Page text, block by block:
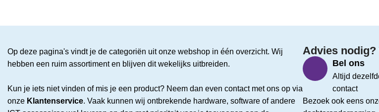
Op deze pagina's vindt je de categoriën uit onze webshop in één overzicht. Wij
hebben een ruim assortiment en blijven dit wekelijks uitbreiden.
Kun je iets niet vinden of mis je een product? Neem dan even contact met ons op via
onze Klantenservice. Vaak kunnen wij ontbrekende hardware, software of andere
Advies nodig?
Bel ons
Altijd
contact
Bezoek ook eens